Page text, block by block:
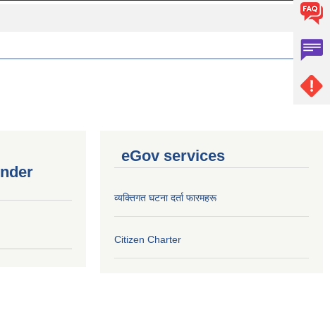
eGov services
व्यक्तिगत घटना दर्ता फारमहरू
Citizen Charter